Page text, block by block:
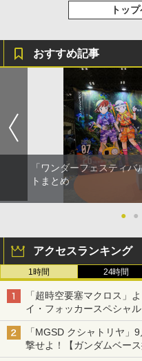
トッ
おすすめ記事
「ワンダーフェスティ
トまとめ
● ●
アクセスランキング
1時間 24時間
「超時空要塞マクロス」
イ・フォッカースペシャ
「MGSD クシャトリヤ」
撃せよ！【ガンダムベース